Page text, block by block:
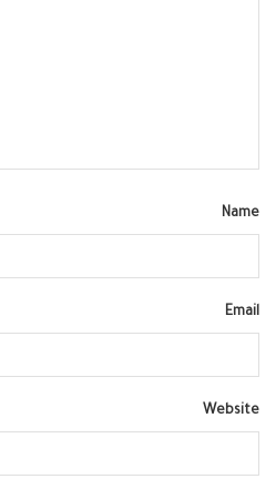
Name
Email
Website